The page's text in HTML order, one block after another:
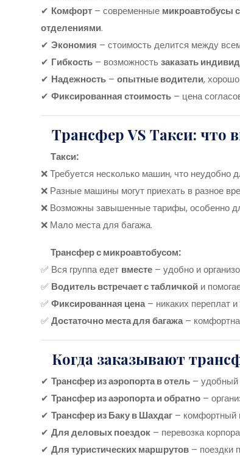
✔ Комфорт – современные микроавтобусы
отделениями.
✔ Экономия – стоимость делится между
✔ Гибкость – возможностьзаказать
✔ Надежность – опытные водители,
✔ Фиксированная стоимость – цена
Трансфер VS Такси: что
Такси:
❌ Требуется несколько машин, что неудобно
❌ Разные машины могут приехать в разное
❌ Возможны завышенные тарифы, особенно
❌ Мало места для багажа.
Трансфер с микроавтобусом:
✅ Вся группа едет вместе – удобно и
✅ Водитель встречает с табличкой и
✅Фиксированная цена– никаких переплат и
✅Достаточно места для багажа–
Когда заказывают
✔ Трансфер из аэропорта в отель – удобный
✔ Трансфер из аэропорта и обратно –
✔ Трансфер из Баку в Шахдаг – комфортный
✔ Для деловых поездок – перевозка
✔ Для туристических маршрутов – поездки